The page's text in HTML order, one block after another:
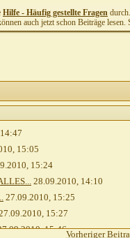
Hilfe - Häufig gestellte Fragen
auch jetzt schon Beiträge
14:47
15:05
15:24
28.09.2010, 14:10
27.09.2010, 15:25
15:27
15:46Vorheriger